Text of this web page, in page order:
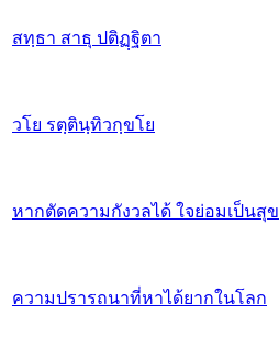
สทฺธา สาธุ ปติฏฺฐิตา
วโย รตฺตินฺทิวกฺขโย
หากตัดความกังวลได้ ใจย่อมเป็นสุข
ความปรารถนาที่หาได้ยากในโลก